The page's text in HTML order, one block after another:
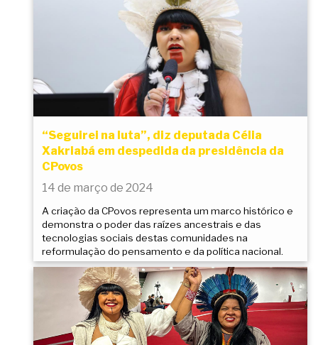
“Seguirei na luta”, diz deputada Célia
Xakriabá em despedida da presidência da
CPovos
14 de março de 2024
A criação da CPovos representa um marco histórico e
demonstra o poder das raízes ancestrais e das
tecnologias sociais destas comunidades na
reformulação do pensamento e da política nacional.